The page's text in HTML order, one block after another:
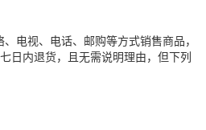
电视、电话、邮购等方式销售商品，
日内退货，且无需说明理由，但下列